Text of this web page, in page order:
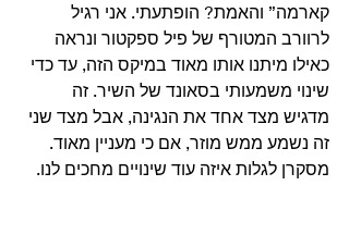
קארמה” והאמת? הופתעתי. אני רגיל
לרוורב המטורף של פיל ספקטור ונראה
כאילו מיתנו אותו מאוד במיקס הזה, עד כדי
שינוי משמעותי בסאונד של השיר. זה
מדגיש מצד אחד את הנגינה, אבל מצד שני
זה נשמע ממש מוזר, אם כי מעניין מאוד.
מסקרן לגלות איזה עוד שינויים מחכים לנו.